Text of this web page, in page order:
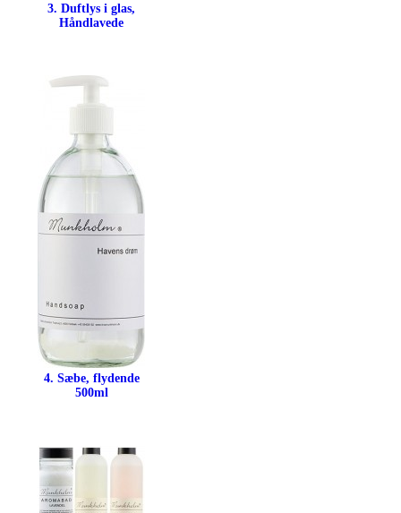
3. Duftlys i glas,
Håndlavede
4. Sæbe, flydende
500ml